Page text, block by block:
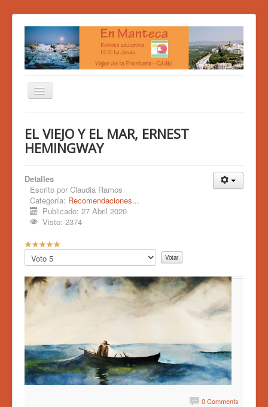
BIBLIOWEB
QUIÉNES SOMOS
SECCIONES
EL VIEJO Y EL MAR, ERNEST
HEMINGWAY
Detalles
Escrito por Claudia Ramos
Categoría: Recomendaciones...
Publicado: 27 Abril 2020
Visto: 2374
R
a
t
i
o
:
5
5
Por
favor,
vote
0 Comments